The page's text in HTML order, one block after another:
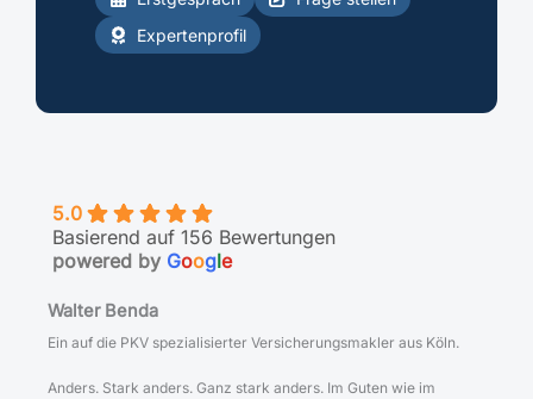
Expertenprofil
5.0
Basierend auf 156 Bewertungen
powered by Google
Walter Benda
Ein auf die PKV spezialisierter Versicherungsmakler aus Köln.
Anders. Stark anders. Ganz stark anders. Im Guten wie im